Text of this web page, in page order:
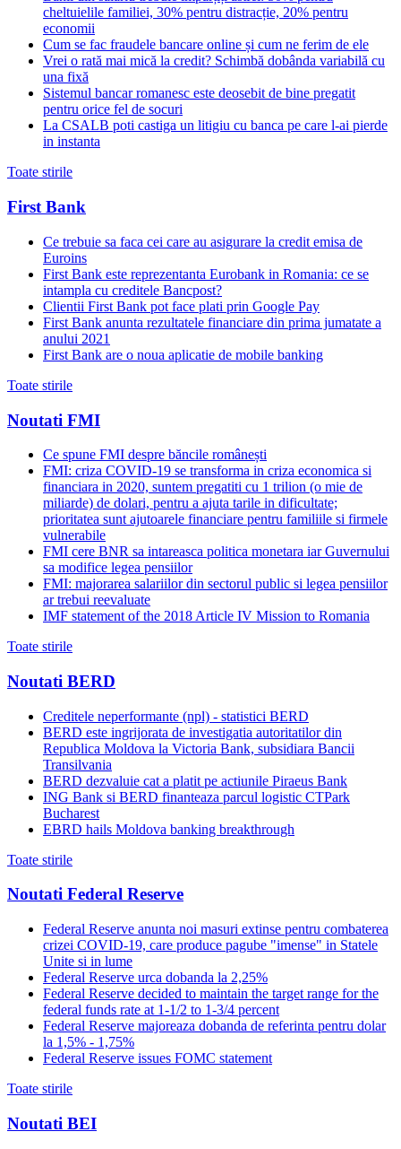
cheltuielile familiei, 30% pentru distracție, 20% pentru
economii
Cum se fac fraudele bancare online și cum ne ferim de ele
Vrei o rată mai mică la credit? Schimbă dobânda variabilă cu
una fixă
Sistemul bancar romanesc este deosebit de bine pregatit
pentru orice fel de socuri
La CSALB poti castiga un litigiu cu banca pe care l-ai pierde
in instanta
Toate stirile
First Bank
Ce trebuie sa faca cei care au asigurare la credit emisa de
Euroins
First Bank este reprezentanta Eurobank in Romania: ce se
intampla cu creditele Bancpost?
Clientii First Bank pot face plati prin Google Pay
First Bank anunta rezultatele financiare din prima jumatate a
anului 2021
First Bank are o noua aplicatie de mobile banking
Toate stirile
Noutati FMI
Ce spune FMI despre băncile românești
FMI: criza COVID-19 se transforma in criza economica si
financiara in 2020, suntem pregatiti cu 1 trilion (o mie de
miliarde) de dolari, pentru a ajuta tarile in dificultate;
prioritatea sunt ajutoarele financiare pentru familiile si firmele
vulnerabile
FMI cere BNR sa intareasca politica monetara iar Guvernului
sa modifice legea pensiilor
FMI: majorarea salariilor din sectorul public si legea pensiilor
ar trebui reevaluate
IMF statement of the 2018 Article IV Mission to Romania
Toate stirile
Noutati BERD
Creditele neperformante (npl) - statistici BERD
BERD este ingrijorata de investigatia autoritatilor din
Republica Moldova la Victoria Bank, subsidiara Bancii
Transilvania
BERD dezvaluie cat a platit pe actiunile Piraeus Bank
ING Bank si BERD finanteaza parcul logistic CTPark
Bucharest
EBRD hails Moldova banking breakthrough
Toate stirile
Noutati Federal Reserve
Federal Reserve anunta noi masuri extinse pentru combaterea
crizei COVID-19, care produce pagube "imense" in Statele
Unite si in lume
Federal Reserve urca dobanda la 2,25%
Federal Reserve decided to maintain the target range for the
federal funds rate at 1-1/2 to 1-3/4 percent
Federal Reserve majoreaza dobanda de referinta pentru dolar
la 1,5% - 1,75%
Federal Reserve issues FOMC statement
Toate stirile
Noutati BEI